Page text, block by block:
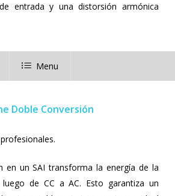
entrada y una distorsión armónica
Menu
Doble Conversión
en un SAI transforma la energía de la
de CC a AC. Esto garantiza un